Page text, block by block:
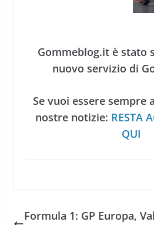
Gommeblog.it è stato
nuovo servizio di
Se vuoi essere sempre
nostre notizie: RESTA
QUI
Formula 1: GP Europa,